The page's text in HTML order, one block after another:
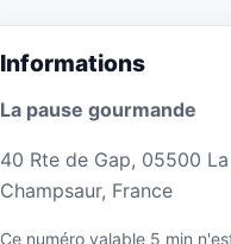
Informations
La pause gourmande
40 Rte de Gap, 05500
Champsaur, France
Ce numéro valable 5 min